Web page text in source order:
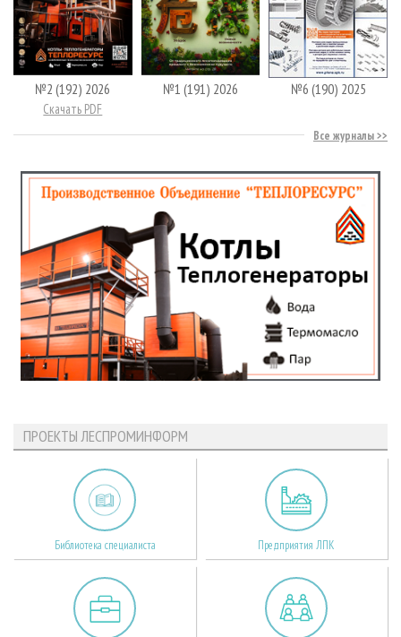
№2 (192) 2026
Скачать PDF
№1 (191) 2026 №6 (190) 2025
Все журналы
ПРОЕКТЫ ЛЕСПРОМИНФОРМ
Библиотека специалиста Предприятия ЛПК